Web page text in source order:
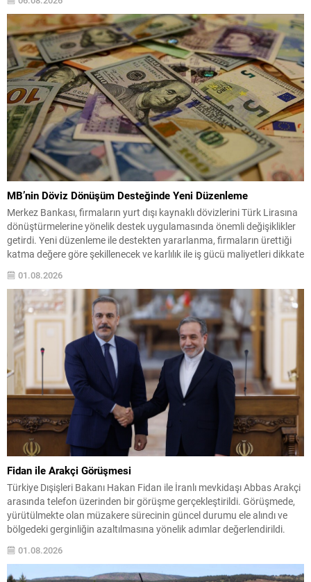
volatilite yaratmaya devam ediyor. ABD...
MB’nin Döviz Dönüşüm Desteğinde Yeni Düzenleme
Merkez Bankası, firmaların yurt dışı kaynaklı dövizlerini Türk Lirasına
dönüştürmelerine yönelik destek uygulamasında önemli değişiklikler
getirdi. Yeni düzenleme ile destekten yararlanma, firmaların ürettiği
katma değere göre şekillenecek ve karlılık ile iş gücü maliyetleri dikkate
alınacak. Aracı ihracatçılara ilişkin düzenleme de yenilendi: Katma
değere dayalı limitlerini dolduran aracı ihracatçılar, katma değeri...
01.08.2026
Fidan ile Arakçi Görüşmesi
Türkiye Dışişleri Bakanı Hakan Fidan ile İranlı mevkidaşı Abbas Arakçi
arasında telefon üzerinden bir görüşme gerçekleştirildi. Görüşmede,
yürütülmekte olan müzakere sürecinin güncel durumu ele alındı ve
bölgedeki gerginliğin azaltılmasına yönelik adımlar değerlendirildi.
sağlanması için aktif bir rol oynamaya devam edeceğini vurguladı.
Bu...
01.08.2026